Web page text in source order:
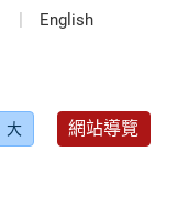
English
大 網站導覽